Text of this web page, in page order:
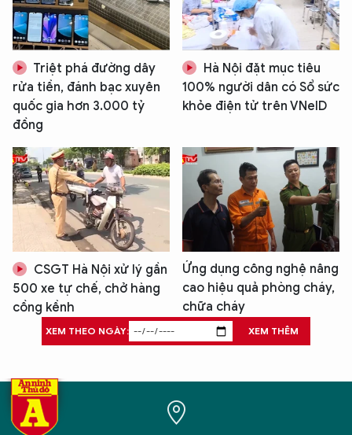
Triệt phá đường dây
rửa tiền, đánh bạc xuyên
quốc gia hơn 3.000 tỷ
đồng
Hà Nội đặt mục tiêu
100% người dân có Sổ sức
khỏe điện tử trên VNeID
CSGT Hà Nội xử lý gần
500 xe tự chế, chở hàng
cồng kềnh
Ứng dụng công nghệ nâng
cao hiệu quả phòng cháy,
chữa cháy
XEM THEO NGÀY: XEM THÊM